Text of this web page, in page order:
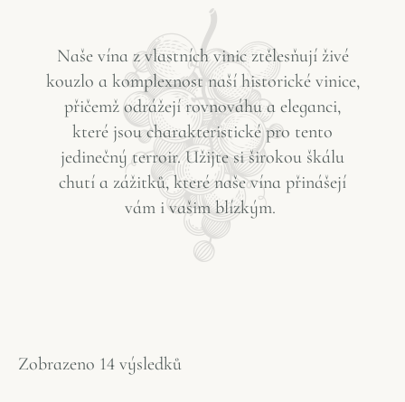
Naše vínazvlastníchvinic ztělesňují živé
kouzlo a komplexnost naší historické vinice,
přičemž odrážejí rovnováhu a eleganci,
které jsou charakteristicképro tento
jedinečný terroir.Užijte si širokou škálu
chutí a zážitků,které naše vína přinášejí
vám i vašim blízkým.
Zobrazeno 14 výsledků